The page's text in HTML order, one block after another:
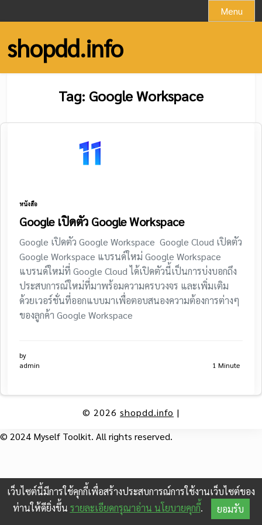
to
content
Menu
shopdd.info
Tag: Google Workspace
หนังสือ
Google เปิดตัว Google Workspace
Google เปิดตัว Google Workspace Google Cloud เปิดตัว
Google Workspace แบรนด์ใหม่ Google Workspace
แบรนด์ใหม่ที่ Google Cloud ได้เปิดตัวนี้เป็นการบ่งบอกถึง
ประสบการณ์ใหม่ที่มาพร้อมความครบวงจร และเพิ่มเติม
ด้วยเวอร์ชั่นที่ออกแบบมาเพื่อตอบสนองความต้องการต่างๆ
ของลูกค้า Google Workspace
by
admin
1 Minute
© 2026 shopdd.info |
© 2024 Myself Toolkit. All rights reserved.
เว็บไซต์นี้มีการใช้คุกกี้เพื่อสร้างประสบการณ์การใช้งานเว็บไซต์ของ
ท่านให้ดียิ่งขึ้น รายละเอียดกรุณาอ่าน นโยบายคุกกี้. ยอมรับ